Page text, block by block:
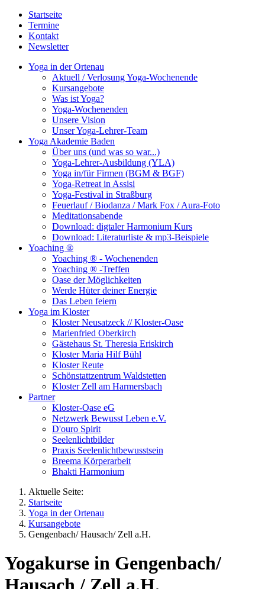
Startseite
Termine
Kontakt
Newsletter
Yoga in der Ortenau
Aktuell / Verlosung Yoga-Wochenende
Kursangebote
Was ist Yoga?
Yoga-Wochenenden
Unsere Vision
Unser Yoga-Lehrer-Team
Yoga Akademie Baden
Über uns (und was so war...)
Yoga-Lehrer-Ausbildung (YLA)
Yoga in/für Firmen (BGM & BGF)
Yoga-Retreat in Assisi
Yoga-Festival in Straßburg
Feuerlauf / Biodanza / Mark Fox / Aura-Foto
Meditationsabende
Download: digtaler Harmonium Kurs
Download: Literaturliste & mp3-Beispiele
Yoaching ®
Yoaching ® - Wochenenden
Yoaching ® -Treffen
Oase der Möglichkeiten
Werde Hüter deiner Energie
Das Leben feiern
Yoga im Kloster
Kloster Neusatzeck // Kloster-Oase
Marienfried Oberkirch
Gästehaus St. Theresia Eriskirch
Kloster Maria Hilf Bühl
Kloster Reute
Schönstattzentrum Waldstetten
Kloster Zell am Harmersbach
Partner
Kloster-Oase eG
Netzwerk Bewusst Leben e.V.
D'ouro Spirit
Seelenlichtbilder
Praxis Seelenlichtbewusstsein
Breema Körperarbeit
Bhakti Harmonium
Aktuelle Seite:
Startseite
Yoga in der Ortenau
Kursangebote
Gengenbach/ Hausach/ Zell a.H.
Yogakurse in Gengenbach/